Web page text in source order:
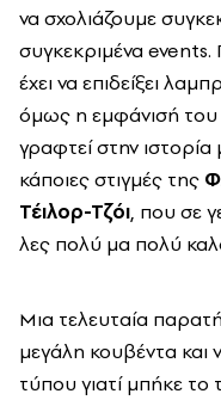
να σχολιάζουμε
συγκεκριμένα events.
έχει να επιδείξει
όμως η εμφάνισή του
γραφτεί στην
κάποιες στιγμές της
Τέιλορ-Τζόι, που σε
λες πολύ μα πολύ
Μια τελευταία
μεγάλη κουβέντα και
τύπου γιατί μπήκε το